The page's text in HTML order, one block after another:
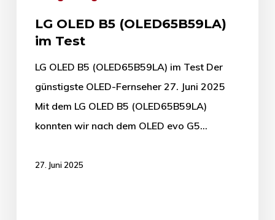
LG OLED B5 (OLED65B59LA)
im Test
LG OLED B5 (OLED65B59LA) im Test Der
günstigste OLED-Fernseher 27. Juni 2025
Mit dem LG OLED B5 (OLED65B59LA)
konnten wir nach dem OLED evo G5…
27. Juni 2025